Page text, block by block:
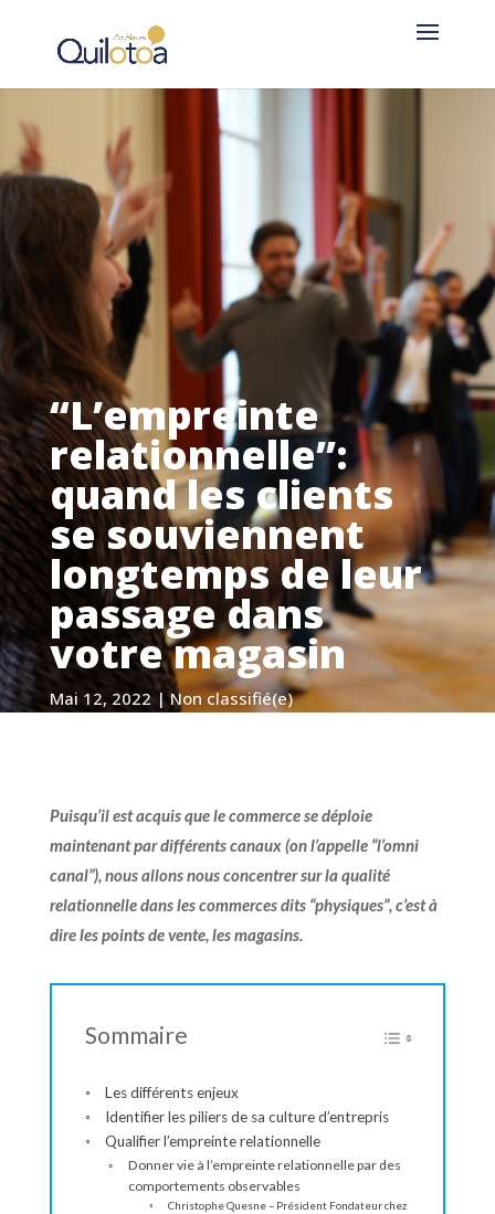
“L’empreinte
relationnelle”:
quand les clients
se souviennent
longtemps de leur
passage dans
votre magasin
Mai 12, 2022|Non classifié(e)
Puisqu’il est acquis que le commerce se déploie
maintenant par différents canaux (on l’appelle “l’omni
canal”), nous allons nous concentrer sur la qualité
relationnelle dans les commerces dits “physiques”, c’est à
dire les points de vente, les magasins.
Sommaire
Les différents enjeux
Identifier les piliers de sa culture d’entrepris
Qualifier l’empreinte relationnelle
Donner vie à l’empreinte relationnelle par des
comportements observables
Christophe Quesne – Président Fondateur chez